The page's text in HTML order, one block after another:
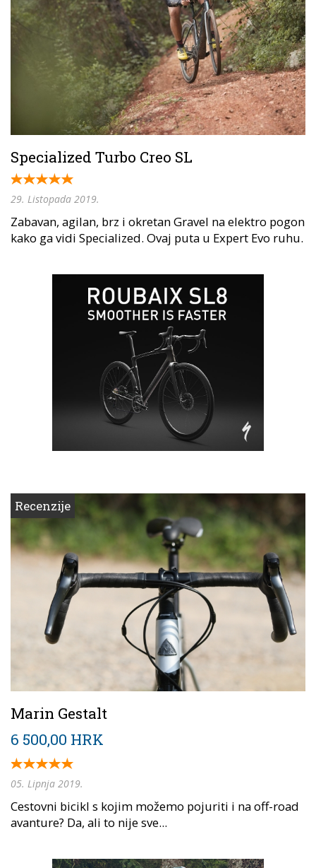
Specialized Turbo Creo SL
29. Listopada 2019.
Zabavan, agilan, brz i okretan Gravel na elektro pogon
kako ga vidi Specialized. Ovaj puta u Expert Evo ruhu.
Recenzije
Marin Gestalt
6 500,00 HRK
05. Lipnja 2019.
Cestovni bicikl s kojim možemo pojuriti i na off-road
avanture? Da, ali to nije sve...